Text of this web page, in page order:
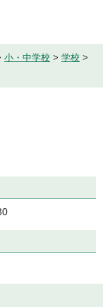
小・中学校 > 学校 >